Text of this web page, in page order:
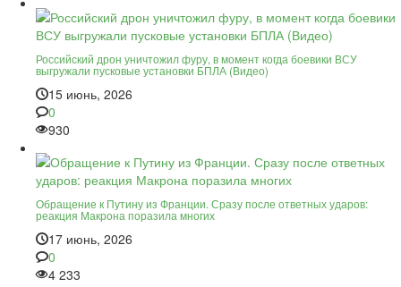
Российский дрон уничтожил фуру, в момент когда боевики ВСУ
выгружали пусковые установки БПЛА (Видео)
15 июнь, 2026
0
930
Обращение к Путину из Франции. Сразу после ответных ударов:
реакция Макрона поразила многих
17 июнь, 2026
0
4 233